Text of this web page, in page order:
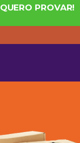
QUERO PROVAR!